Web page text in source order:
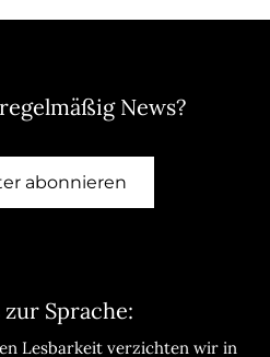
News?
abonnieren
Sprache:
Lesbarkeit verzichten wir in